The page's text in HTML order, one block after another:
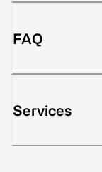
FAQ
Services